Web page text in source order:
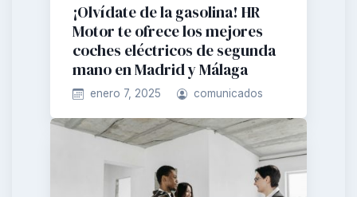
¡Olvídate de la gasolina! HR
Motor te ofrece los mejores
coches eléctricos de segunda
mano en Madrid y Málaga
enero 7, 2025 comunicados